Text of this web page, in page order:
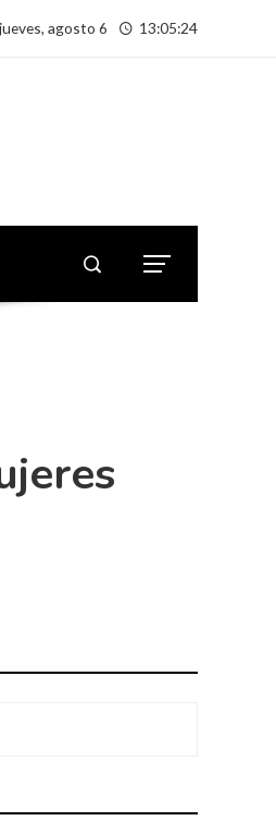
jueves, agosto 6 13:05:24